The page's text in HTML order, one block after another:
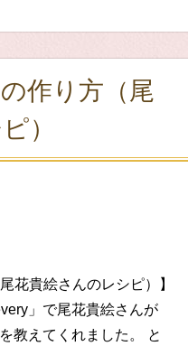
作り方（尾
）
花貴絵さんのレシピ）】
」で尾花貴絵さんが
教えてくれました。 と